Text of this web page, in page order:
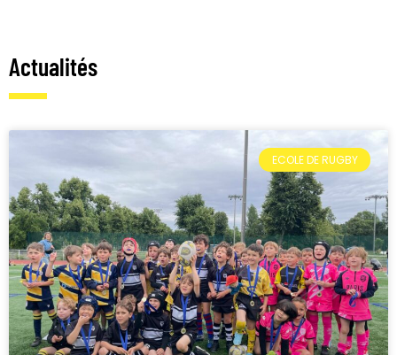
Actualités
ECOLE DE RUGBY